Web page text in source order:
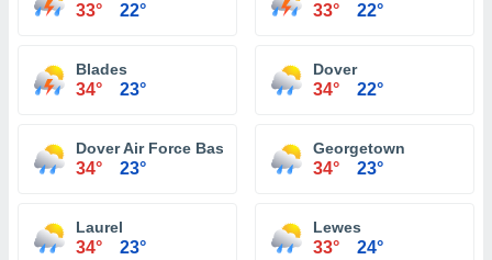
33° 22° 33° 22°
Blades
34° 23°
Dover
34° 22°
Dover Air Force Base
34° 23°
Georgetown
34° 23°
Laurel
34° 23°
Lewes
33° 24°